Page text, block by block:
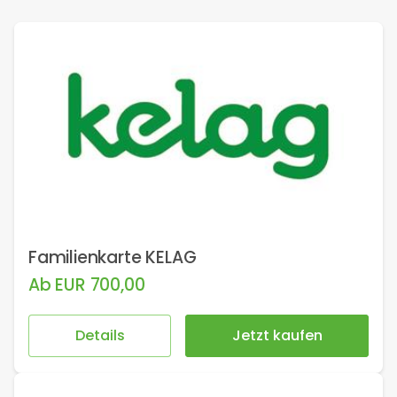
Familienkarte KELAG
Ab EUR 700,00
Details Jetzt kaufen